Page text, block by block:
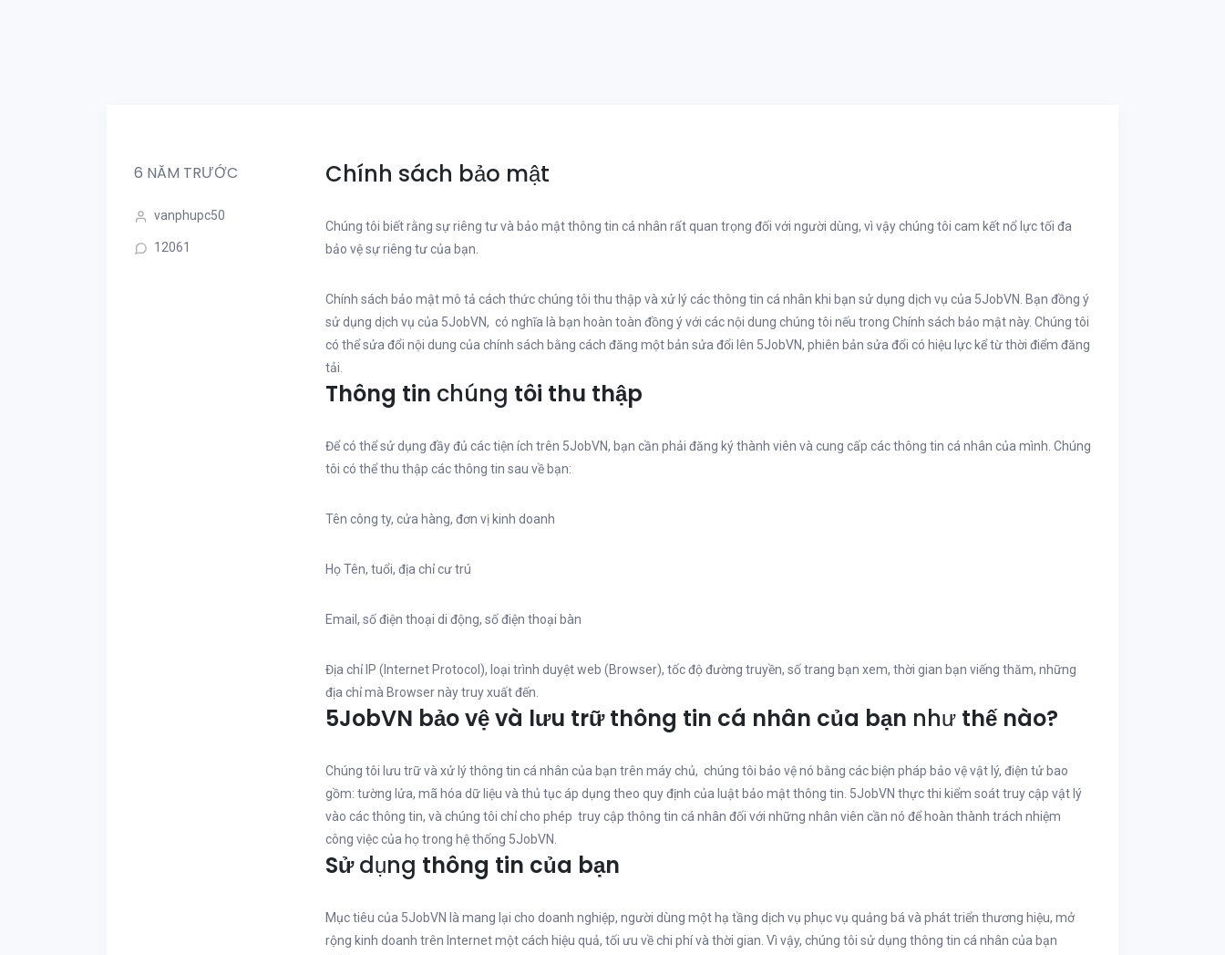
6 NĂM TRƯỚC
vanphupc50
12061
Chính sách bảo mật
Chúng tôi biết rằng sự riêng tư và bảo mật thông tin cá nhân rất quan trọng đối với người dùng, vì vậy chúng tôi cam kết nổ lực tối đa
bảo vệ sự riêng tư của bạn.
Chính sách bảo mật mô tả cách thức chúng tôi thu thập và xử lý các thông tin cá nhân khi bạn sử dụng dịch vụ của 5JobVN. Bạn đồng ý
sử dụng dịch vụ của 5JobVN, có nghĩa là bạn hoàn toàn đồng ý với các nội dung chúng tôi nếu trong Chính sách bảo mật này. Chúng tôi
có thể sửa đổi nội dung của chính sách bằng cách đăng một bản sửa đổi lên 5JobVN, phiên bản sửa đổi có hiệu lực kể từ thời điểm đăng
tải.
Thông tin chúng tôi thu thập
Để có thể sử dụng đầy đủ các tiện ích trên 5JobVN, bạn cần phải đăng ký thành viên và cung cấp các thông tin cá nhân của mình. Chúng
tôi có thể thu thập các thông tin sau về bạn:
Tên công ty, cửa hàng, đơn vị kinh doanh
Họ Tên, tuổi, địa chỉ cư trú
Email, số điện thoại di động, số điện thoại bàn
Địa chỉ IP (Internet Protocol), loại trình duyệt web (Browser), tốc độ đường truyền, số trang bạn xem, thời gian bạn viếng thăm, những
địa chỉ mà Browser này truy xuất đến.
5JobVN bảo vệ và lưu trữ thông tin cá nhân của bạn như thế nào?
Chúng tôi lưu trữ và xử lý thông tin cá nhân của bạn trên máy chủ, chúng tôi bảo vệ nó bằng các biện pháp bảo vệ vật lý, điện tử bao
gồm: tường lửa, mã hóa dữ liệu và thủ tục áp dụng theo quy định của luật bảo mật thông tin. 5JobVN thực thi kiểm soát truy cập vật lý
vào các thông tin, và chúng tôi chỉ cho phép truy cập thông tin cá nhân đối với những nhân viên cần nó để hoàn thành trách nhiệm
công việc của họ trong hệ thống 5JobVN.
Sửdụng thông tin của bạn
Mục tiêu của 5JobVN là mang lại cho doanh nghiệp, người dùng một hạ tầng dịch vụ phục vụ quảng bá và phát triển thương hiệu, mở
rộng kinh doanh trên Internet một cách hiệu quả, tối ưu về chi phí và thời gian. Vì vậy, chúng tôi sử dụng thông tin cá nhân của bạn